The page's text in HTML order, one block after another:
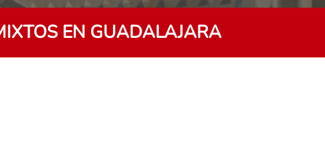
EN GUADALAJARA